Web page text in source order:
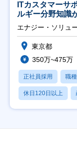
ITカスタマーサ
ルギー分野知識
エナジー・ソリュ
東京都
350万~475万
正社員採用 職
休日120日以上